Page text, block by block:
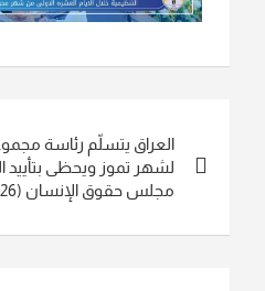
المقالات
العراق يتسلّم رئاسة
لشهر تموز ويحظى
مجلس حقوق الإنسان (2026–2028)